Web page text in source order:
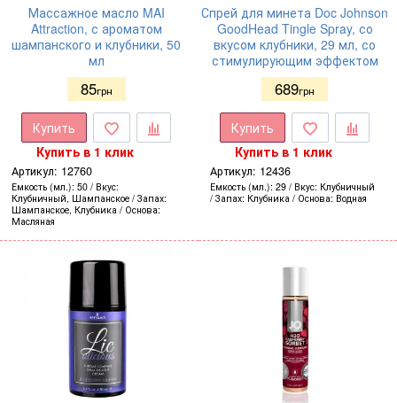
Массажное масло MAI
Attraction, с ароматом
шампанского и клубники, 50
мл
85грн
Купить
Купить в 1 клик
Артикул: 12760
Емкость (мл.) 50
Вкус
Клубничный, Шампанское Запах
Шампанское, Клубника
Основа
Масляная
Спрей для минета Doc Johnson
GoodHead Tingle Spray, со
вкусом клубники, 29 мл, со
стимулирующим эффектом
689грн
Купить
Купить в 1 клик
Артикул: 12436
Емкость (мл.) 29 Вкус Клубничный
Запах Клубника Основа Водная